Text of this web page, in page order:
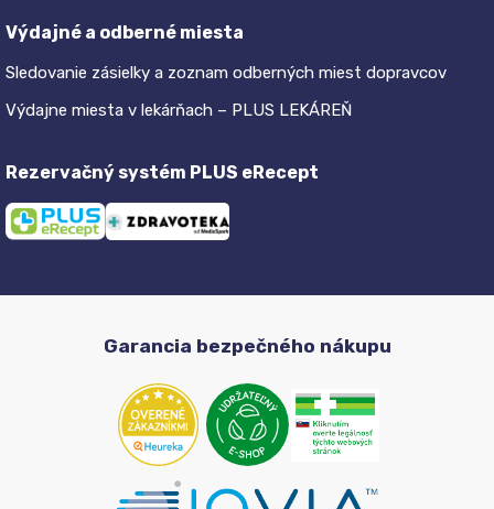
Výdajné a odberné miesta
Sledovanie zásielky a zoznam odberných miest dopravcov
Výdajne miesta v lekárňach – PLUS LEKÁREŇ
Rezervačný systém PLUS eRecept
Garancia bezpečného nákupu